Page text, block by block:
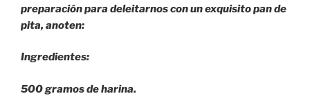
mundo.»
preparación para deleitarnos con un exquisito pan de
pita, anoten:
Ingredientes:
500 gramos de harina.